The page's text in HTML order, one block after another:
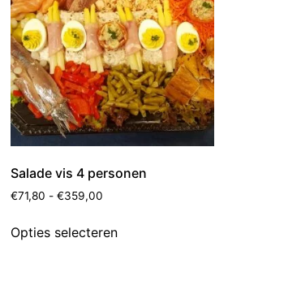
Salade vis 4 personen
€71,80 - €359,00
Opties selecteren